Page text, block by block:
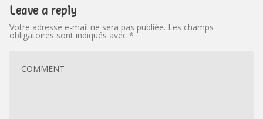
Leave a reply
Votre adresse e-mail ne sera pas publiée. Les champs
obligatoires sont indiqués avec *